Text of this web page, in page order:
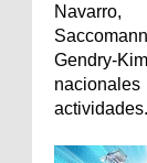
Gendry-
actividades.